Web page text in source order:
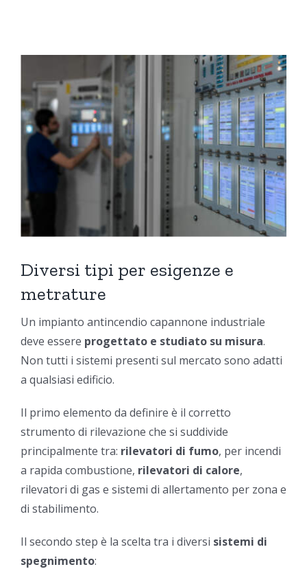
Diversi tipi per esigenze e
metrature
Un impianto antincendio capannone industriale
deve essere progettato e studiato su misura.
Non tutti i sistemi presenti sul mercato sono adatti
a qualsiasi edificio.
Il primo elemento da definire è il corretto
strumento di rilevazione che si suddivide
principalmente tra: rilevatori di fumo, per incendi
a rapida combustione, rilevatori di calore,
rilevatori di gas e sistemi di allertamento per zona e
di stabilimento.
Il secondo step è la scelta tra i diversi sistemi di
spegnimento: